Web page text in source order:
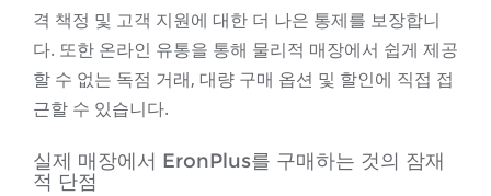
격 책정 및 고객 지원에 대한 더 나은 통제를 보장합니
다. 또한 온라인 유통을 통해 물리적 매장에서 쉽게 제공
할 수 없는 독점 거래, 대량 구매 옵션 및 할인에 직접 접
근할 수 있습니다.
실제 매장에서 EronPlus를 구매하는 것의 잠재
적 단점